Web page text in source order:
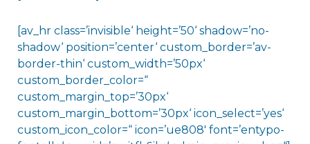
[av_hr class=’invisible‘ height=’50‘ shadow=’no-
shadow‘ position=’center‘ custom_border=’av-
border-thin‘ custom_width=’50px‘
custom_border_color=“
custom_margin_top=’30px‘
custom_margin_bottom=’30px‘ icon_select=’yes‘
custom_icon_color=“ icon=’ue808′ font=’entypo-